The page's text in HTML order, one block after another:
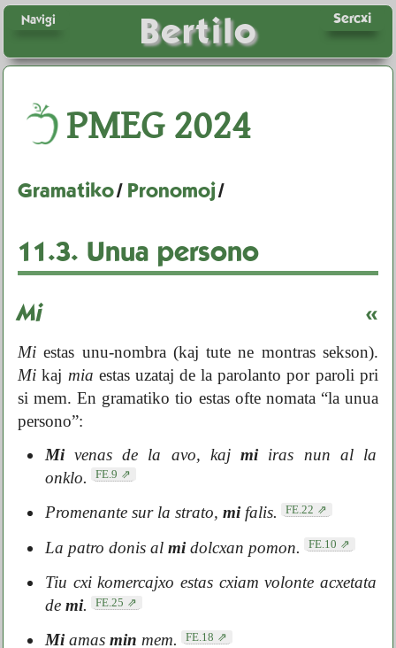
Bertilo Sercxi
Navigi
PMEG2024
Gramatiko/ Pronomoj/
11.3. Unua persono
Mi «
Mi estas unu-nombra (kaj tute ne montras sekson).
Mi kaj mia estas uzataj de la parolanto por paroli pri
si mem. En gramatiko tio estas ofte nomata “la unua
persono”:
Mivenas de la avo, kajmiiras nun al la
onklo.
FE.9
Promenante sur la strato, mifalis. FE.22
La patro donis al midolcxan pomon. FE.10
Tiu cxi komercajxo estas cxiam volonte acxetata
de mi. FE.25
Miamas min mem. FE.18